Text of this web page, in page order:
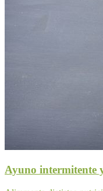
Ayuno intermitente